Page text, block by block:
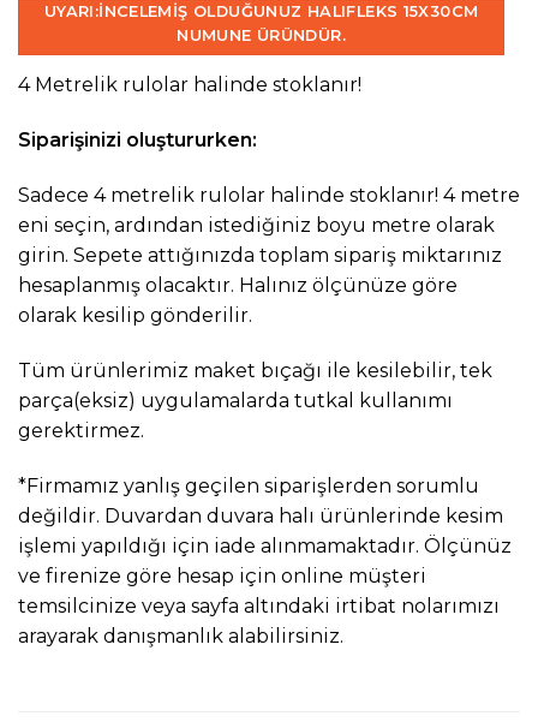
UYARI:İNCELEMIŞ OLDUĞUNUZ HALIFLEKS 15X30CM
NUMUNE ÜRÜNDÜR.
4 Metrelik rulolar halinde stoklanır!
Siparişinizi oluştururken:
Sadece 4 metrelik rulolar halinde stoklanır! 4 metre
eni seçin, ardından istediğiniz boyu metre olarak
girin. Sepete attığınızda toplam sipariş miktarınız
hesaplanmış olacaktır. Halınız ölçünüze göre
olarak kesilip gönderilir.
Tüm ürünlerimiz maket bıçağı ile kesilebilir, tek
parça(eksiz) uygulamalarda tutkal kullanımı
gerektirmez.
*Firmamız yanlış geçilen siparişlerden sorumlu
değildir. Duvardan duvara halı ürünlerinde kesim
işlemi yapıldığı için iade alınmamaktadır. Ölçünüz
ve firenize göre hesap için online müşteri
temsilcinize veya sayfa altındaki irtibat nolarımızı
arayarak danışmanlık alabilirsiniz.